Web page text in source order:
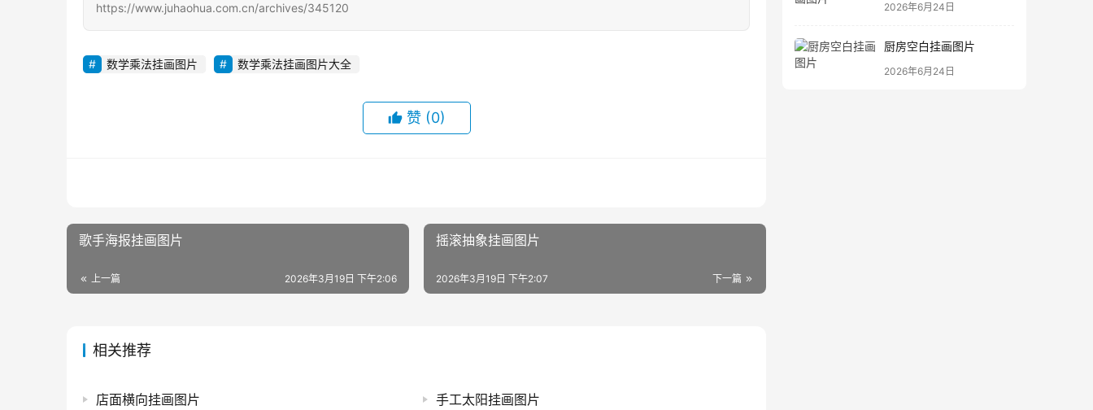
https://www.juhaohua.com.cn/archives/345120
数学乘法挂画图片 数学乘法挂画图片大全
赞 (0)
歌手海报挂画图片
上一篇 2026年3月19日 下午2:06
摇滚抽象挂画图片
下一篇
2026年3月19日 下午2:07
相关推荐
店面横向挂画图片 手工太阳挂画图片
2026年6月24日
厨房空白挂画图片
2026年6月24日